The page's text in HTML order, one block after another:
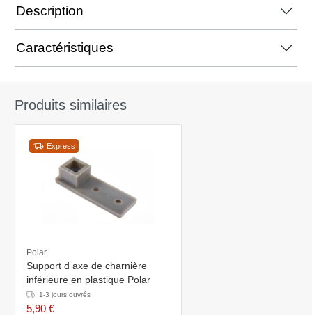
Description
Caractéristiques
Produits similaires
Express
Polar
Support d axe de charnière
inférieure en plastique Polar
1-3 jours ouvrés
5,90 €